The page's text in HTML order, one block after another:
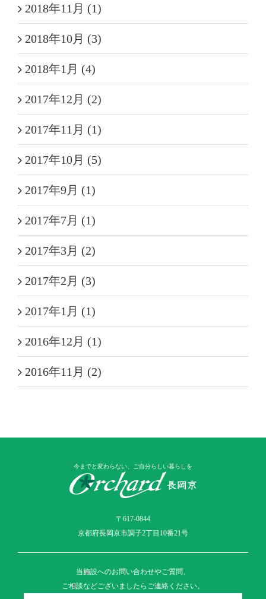
2018年11月 (1)
2018年10月 (3)
2018年1月 (4)
2017年12月 (2)
2017年11月 (1)
2017年10月 (5)
2017年9月 (1)
2017年7月 (1)
2017年3月 (2)
2017年2月 (3)
2017年1月 (1)
2016年12月 (1)
2016年11月 (2)
今までと変わらない、ご自分らしい暮らしを
〒617-0844
京都府長岡京市調子2丁目10番21号
当施設へのお問い合わせやご質問、
ご相談などございましたらご連絡ください。